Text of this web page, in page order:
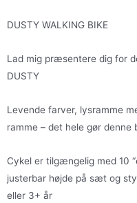
DUSTY WALKING BIKE
Lad mig præsentere dig for
DUSTY
Levende farver, lysramme
ramme – det hele gør denne
Cykel er tilgængelig med 10
justerbar højde på sæt og
eller 3+ år